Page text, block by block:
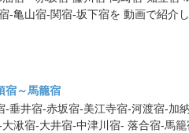
-亀山宿-関宿-坂下宿を 動画で紹介し
宿～馬籠宿
-垂井宿-赤坂宿-美江寺宿-河渡宿-加
湫宿-大井宿-中津川宿- 落合宿-馬